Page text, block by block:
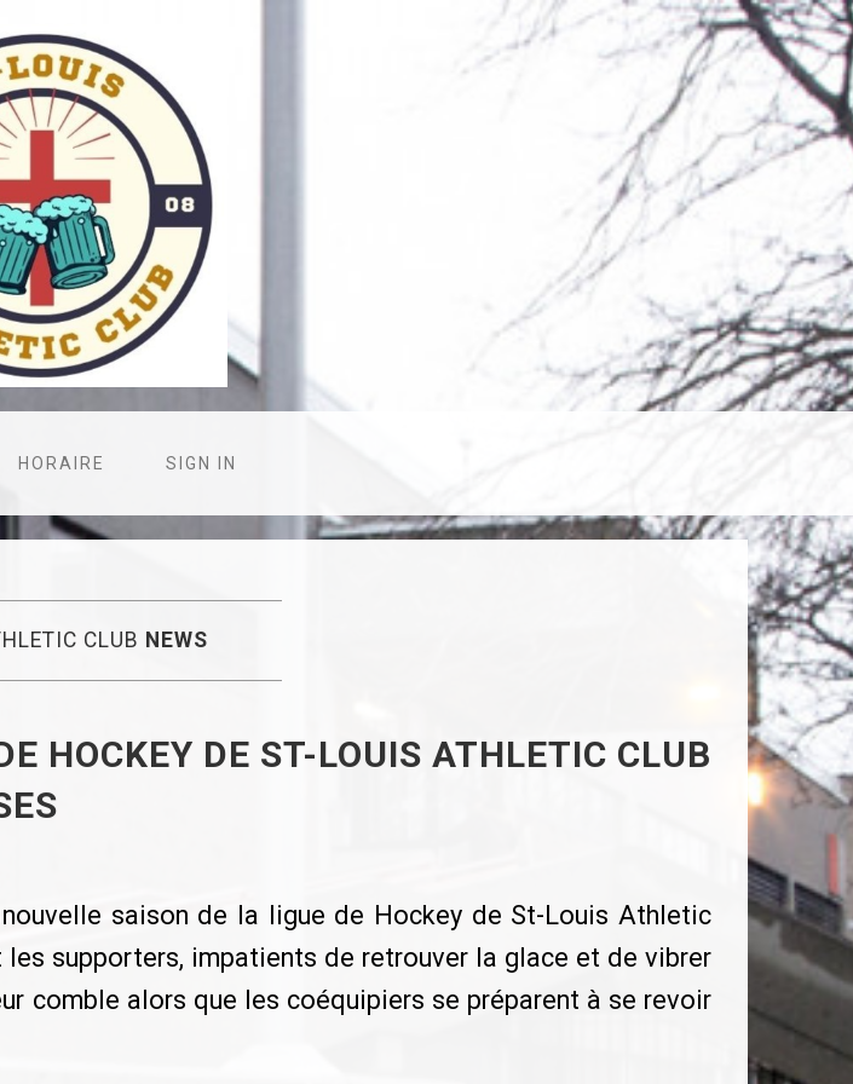
HORAIRE SIGN IN
CLUB NEWS
HOCKEY DE ST-LOUIS ATHLETIC CLUB
saison de la ligue de Hockey de St-Louis Athletic
supporters, impatients de retrouver la glace et de vibrer
comble alors que les coéquipiers se préparent à se revoir